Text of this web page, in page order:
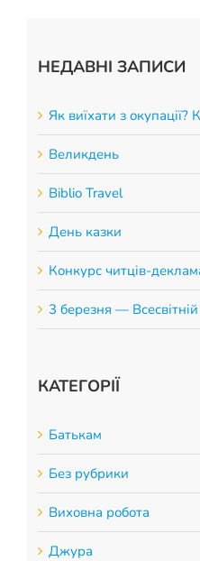
НЕДАВНІ ЗАПИСИ
Як виїхати з
Великдень
Biblio Travel
День казки
Конкурс читців-
3 березня —
КАТЕГОРІЇ
Батькам
Без рубрики
Виховна робота
Джура